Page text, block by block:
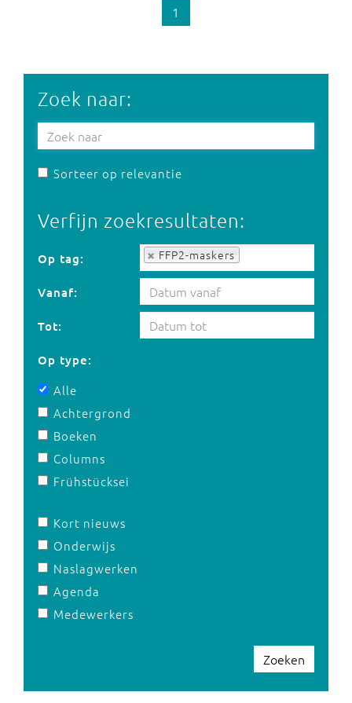
1
Zoek naar:
Sorteer op relevantie
Verfijn zoekresultaten:
Op tag: FFP2-maskers
Op tag:
Vanaf:
Tot:
Op type:
Alle
Achtergrond
Boeken
Columns
Frühstücksei
Kort nieuws
Onderwijs
Naslagwerken
Agenda
Medewerkers
Zoeken